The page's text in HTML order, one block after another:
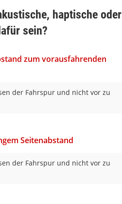
haptische oder
sein?
zum vorausfahrenden
der Fahrspur und nicht vor zu
Seitenabstand
der Fahrspur und nicht vor zu